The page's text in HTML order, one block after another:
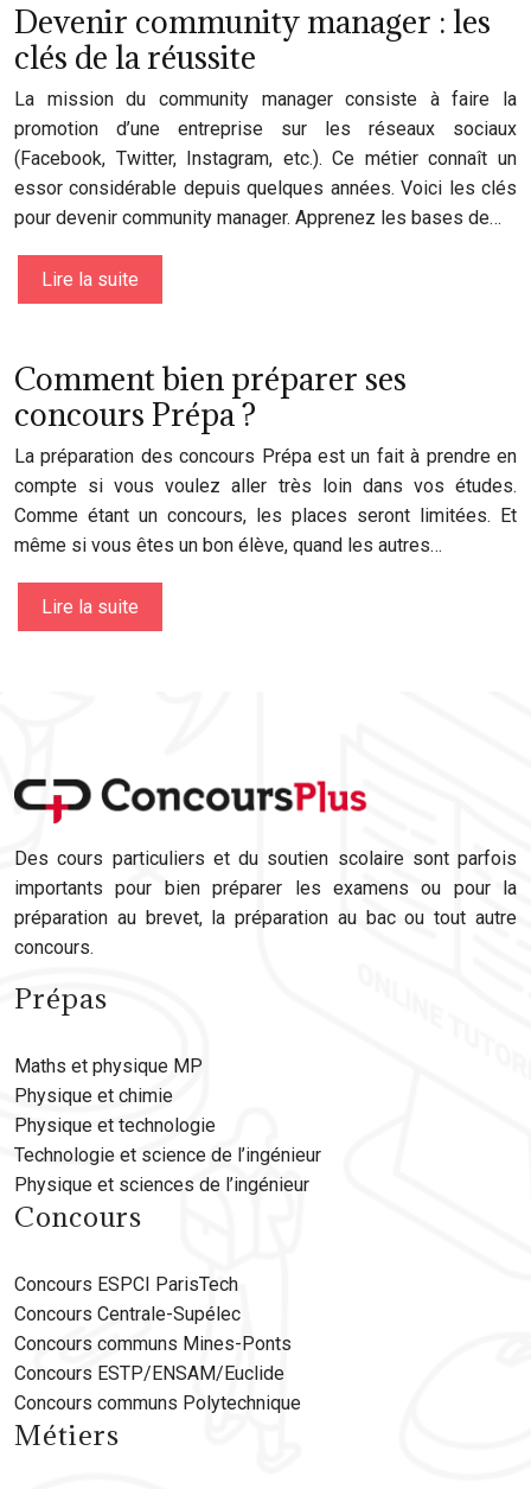
Devenir community manager : les
clés de la réussite
La mission du community manager consiste à faire la
promotion d’une entreprise sur les réseaux sociaux
(Facebook, Twitter, Instagram, etc.). Ce métier connaît un
essor considérable depuis quelques années. Voici les clés
pour devenir community manager. Apprenez les bases de…
Lire la suite
Comment bien préparer ses
concours Prépa ?
La préparation des concours Prépa est un fait à prendre en
compte si vous voulez aller très loin dans vos études.
Comme étant un concours, les places seront limitées. Et
même si vous êtes un bon élève, quand les autres…
Lire la suite
Des cours particuliers et du soutien scolaire sont parfois
importants pour bien préparer les examens ou pour la
préparation au brevet, la préparation au bac ou tout autre
concours.
Prépas
Maths et physique MP
Physique et chimie
Physique et technologie
Technologie et science de l’ingénieur
Physique et sciences de l’ingénieur
Concours
Concours ESPCI ParisTech
Concours Centrale-Supélec
Concours communs Mines-Ponts
Concours ESTP/ENSAM/Euclide
Concours communs Polytechnique
Métiers